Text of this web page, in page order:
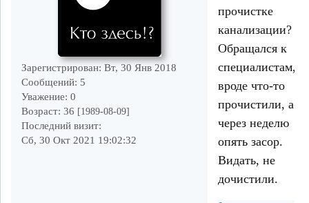
Зарегистрирован: Вт, 30 Янв 2018
Сообщений: 5
Уважение: 0
Возраст: 36 [1989-08-09]
Последний визит:
Сб, 30 Окт 2021 19:02:32
прочистке
канализации?
Обращался к
специалистам,
вроде что-то
прочистили, а
через неделю
опять засор.
Видать, не
дочистили.